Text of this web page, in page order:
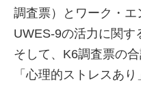
調査票）とワーク・エ
UWES-9の活力に関す
そして、K6調査票の
「心理的ストレスあ